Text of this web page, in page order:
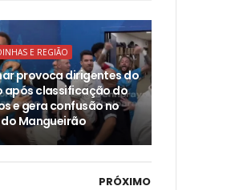
E REGIÃO
provoca dirigentes do
após classificação do
e gera confusão no
Mangueirão
PRÓXIMO